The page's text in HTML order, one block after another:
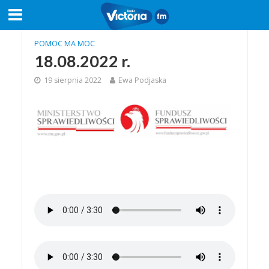
POMOC MA MOC
18.08.2022 r.
19 sierpnia 2022 Ewa Podjaska